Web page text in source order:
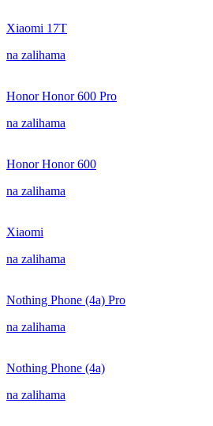
Xiaomi 17T
na zalihama
Honor Honor 600 Pro
na zalihama
Honor Honor 600
na zalihama
Xiaomi
na zalihama
Nothing Phone (4a) Pro
na zalihama
Nothing Phone (4a)
na zalihama